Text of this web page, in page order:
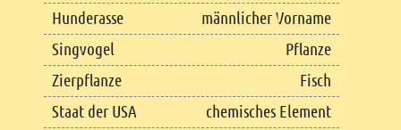
Hunderasse
männlicher Vorname
Singvogel
Pflanze
Zierpflanze
Fisch
Staat der USA
chemisches Element